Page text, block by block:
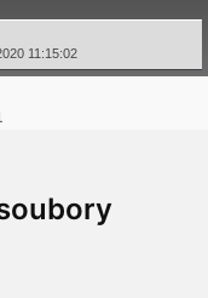
11:15:02